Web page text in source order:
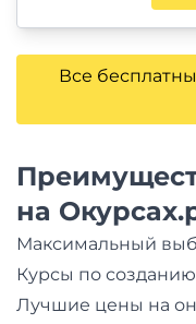
Все
на
Максимальный
Курсы по
Лучшие цены на